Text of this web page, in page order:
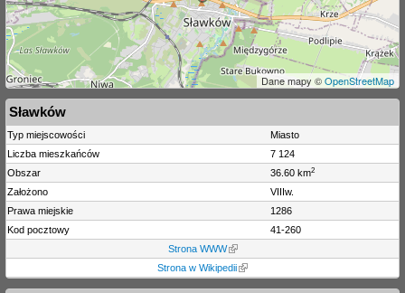
Dane mapy ©OpenStreetMap
Sławków
Typ miejscowości
Miasto
Liczba mieszkańców
7 124
Obszar
36.60 km2
Założono
VIIIw.
Prawa miejskie
1286
Kod pocztowy
41-260
Strona WWW
Strona w Wikipedii